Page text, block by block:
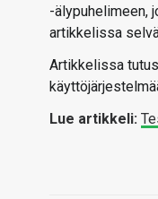
-älypuhelimeen,
artikkelissa
Artikkelissa
Lue artikkeli: